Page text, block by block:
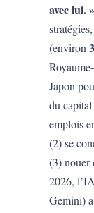
avec lui. »
(environ
Japon
du
emplois
(2) se
(3) nouer
2026,
Gemini)